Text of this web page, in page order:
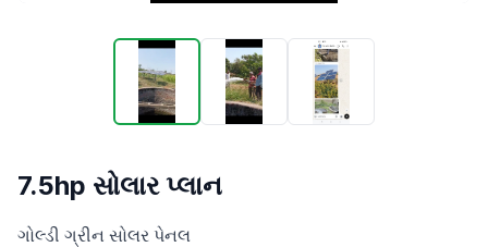
7.5hp સોલાર પ્લાન
ગોલ્ડી ગ્રીન સોલર પેનલ